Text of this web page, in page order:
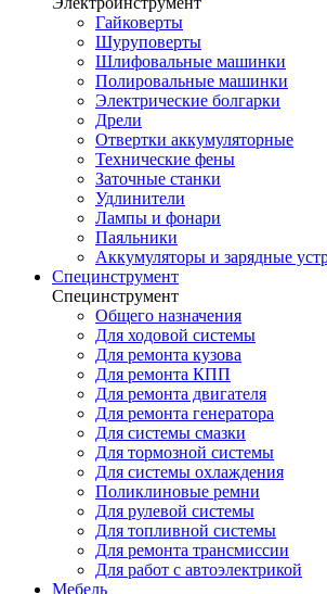
Гайковерты
Шуруповерты
Шлифовальные машинки
Полировальные машинки
Электрические болгарки
Дрели
Отвертки аккумуляторные
Технические фены
Заточные станки
Удлинители
Лампы и фонари
Паяльники
Аккумуляторы и зарядные
Специнструмент
Специнструмент
Общего назначения
Для ходовой системы
Для ремонта кузова
Для ремонта КПП
Для ремонта двигателя
Для ремонта генератора
Для системы смазки
Для тормозной системы
Для системы охлаждения
Поликлиновые ремни
Для рулевой системы
Для топливной системы
Для ремонта трансмиссии
Для работ с автоэлектрикой
Мебель